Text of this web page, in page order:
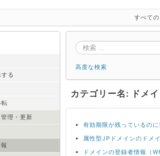
すべて
る
転
理・更新
高度な検索
カテゴリー名: ドメ
有効期限が残っているの
属性型JPドメインのドメ
ドメインの登録者情報（